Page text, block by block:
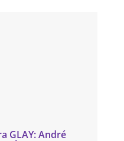
GLAY: André